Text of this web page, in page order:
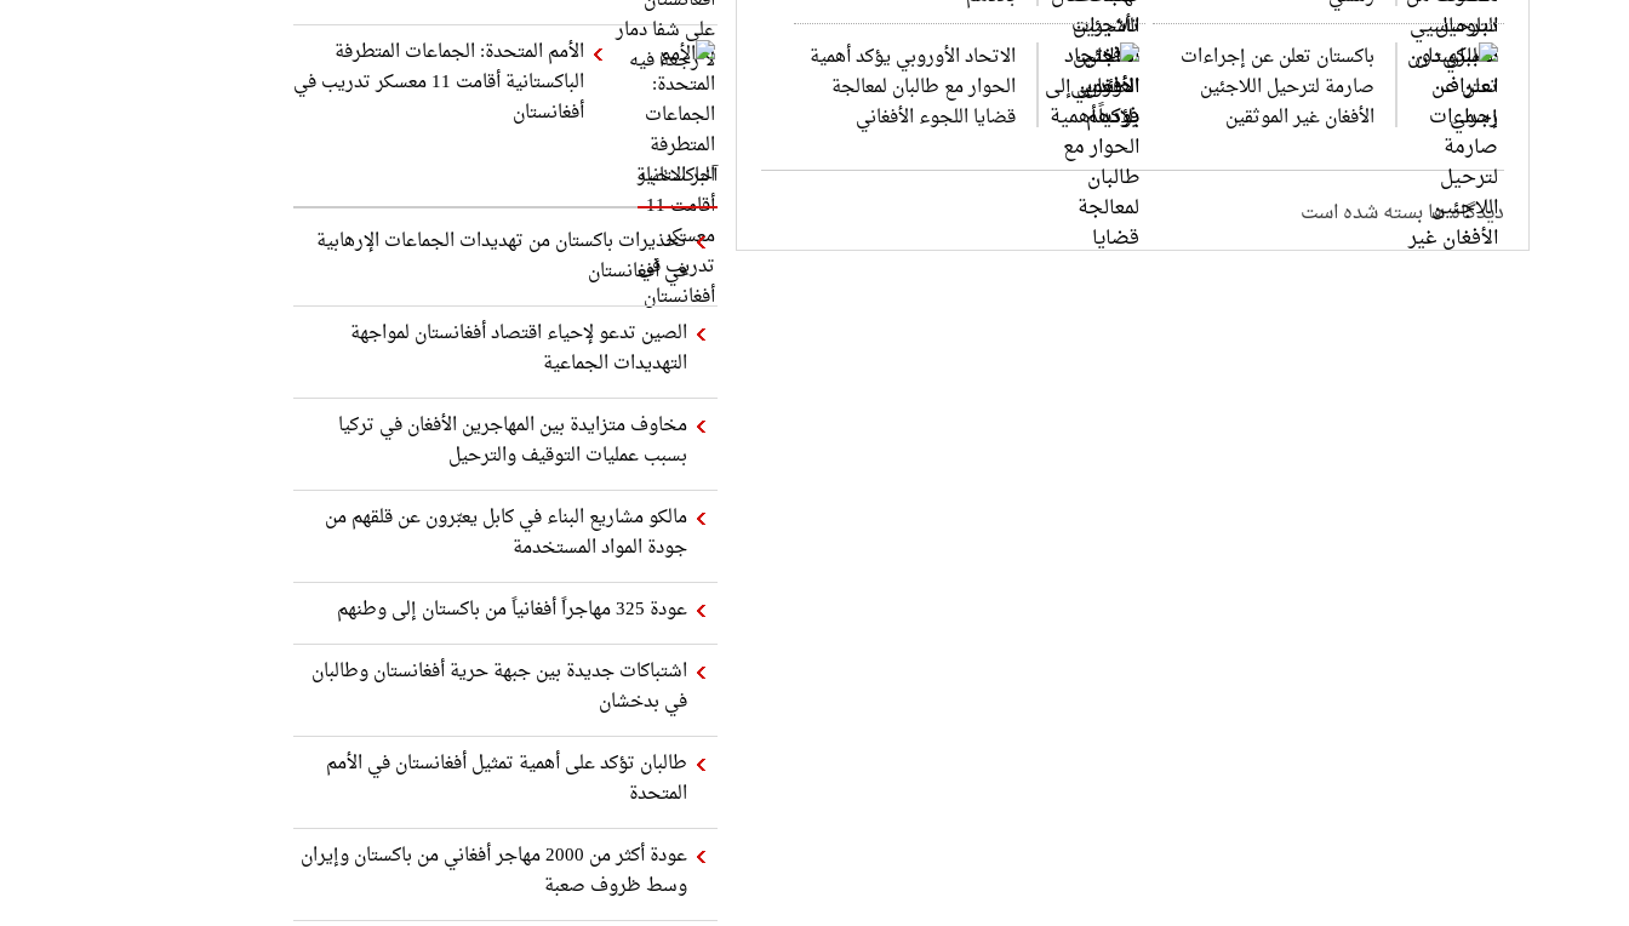
باكستان تعلن عن إجراءات
صارمة لترحيل اللاجئين
الأفغان غير الموثقين
الاتحاد الأوروبي يؤكد أهمية
الحوار مع طالبان لمعالجة
قضايا اللجوء الأفغاني
دیدگاه ها بسته شده است
الأمم المتحدة: الجماعات المتطرفة
الباكستانية أقامت 11 معسكر تدريب في
أفغانستان
آخر الاخبار
تحذيرات باكستان من تهديدات الجماعات الإرهابية
في أفغانستان
الصين تدعو لإحياء اقتصاد أفغانستان لمواجهة
التهديدات الجماعية
مخاوف متزايدة بين المهاجرين الأفغان في تركيا
بسبب عمليات التوقيف والترحيل
مالكو مشاريع البناء في كابل يعبّرون عن قلقهم من
جودة المواد المستخدمة
عودة 325 مهاجراً أفغانياً من باكستان إلى وطنهم
اشتباكات جديدة بين جبهة حرية أفغانستان وطالبان
في بدخشان
طالبان تؤكد على أهمية تمثيل أفغانستان في الأمم
المتحدة
عودة أكثر من 2000 مهاجر أفغاني من باكستان وإيران
وسط ظروف صعبة